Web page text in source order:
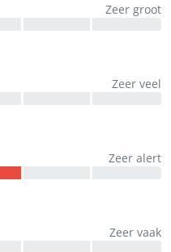
Zeer groot
Zeer veel
Zeer alert
Zeer vaak